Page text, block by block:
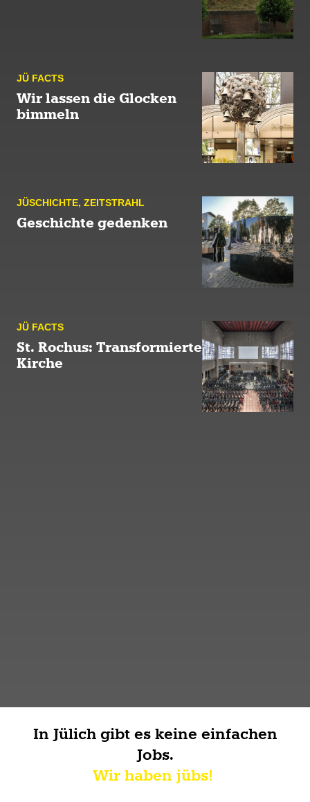
JÜ FACTS
Wir lassen die Glocken
bimmeln
JÜ­SCHICHTE, ZEIT­STRAHL
Geschichte gedenken
JÜ FACTS
St. Rochus: Transformierte
Kirche
In Jülich gibt es keine einfachen
Jobs.
Wir haben jübs!